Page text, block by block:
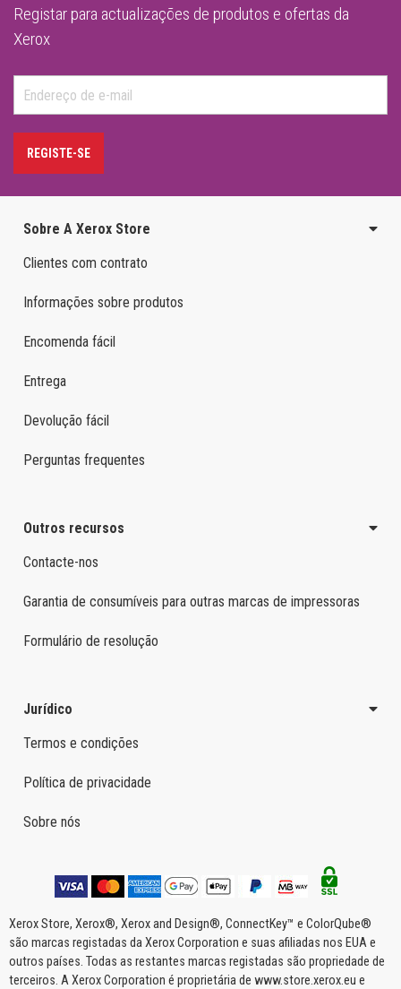
Registar para actualizações de produtos e ofertas da
Xerox
REGISTE-SE
Sobre A Xerox Store
Clientes com contrato
Informações sobre produtos
Encomenda fácil
Entrega
Devolução fácil
Perguntas frequentes
Outros recursos
Contacte-nos
Garantia de consumíveis para outras marcas de impressoras
Formulário de resolução
Jurídico
Termos e condições
Política de privacidade
Sobre nós
Xerox Store, Xerox®, Xerox and Design®, ConnectKey™ e ColorQube®
são marcas registadas da Xerox Corporation e suas afiliadas nos EUA e
outros países. Todas as restantes marcas registadas são propriedade de
terceiros. A Xerox Corporation é proprietária de www.store.xerox.eu e